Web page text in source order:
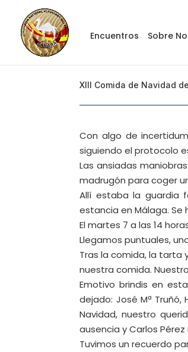
Encuentros Sobre
XIII Comida de Navidad
Con algo de
siguiendo el protocolo
Las ansiadas
madrugón para coger
Allí estaba la guardia
estancia en Málaga.
El martes 7 a las 14
Llegamos puntuales,
Tras la comida, la tarta
nuestra comida.
Emotivo brindis en
dejado: José Mª
Navidad, nuestro
ausencia y Carlos
Tuvimos un recuerdo